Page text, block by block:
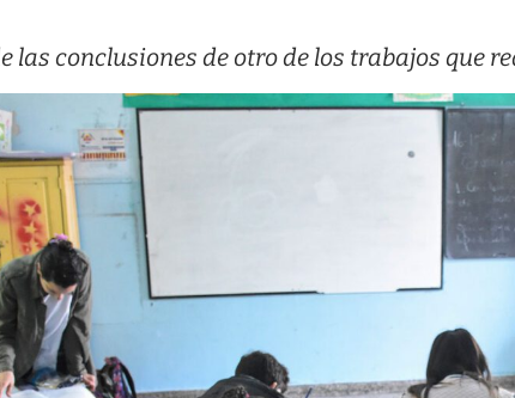
las conclusiones de otro de los trabajos que